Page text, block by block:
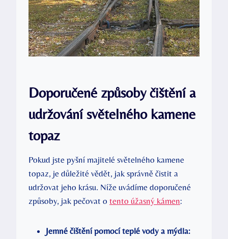
Doporučené způsoby čištění a
udržování světelného kamene
topaz
Pokud jste pyšní majitelé světelného kamene
topaz, je důležité vědět, jak správně čistit a
udržovat jeho krásu. Níže uvádíme doporučené
způsoby, jak pečovat o tento úžasný kámen:
Jemné čištění pomocí teplé vody a mýdla: